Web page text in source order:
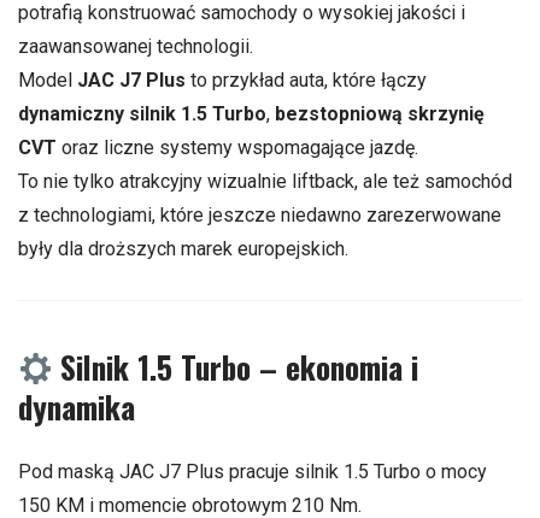
potrafią konstruować samochody o wysokiej jakości i
zaawansowanej technologii.
Model JAC J7 Plus to przykład auta, które łączy
dynamiczny silnik 1.5 Turbo, bezstopniową skrzynię
CVT oraz liczne systemy wspomagające jazdę.
To nie tylko atrakcyjny wizualnie liftback, ale też samochód
z technologiami, które jeszcze niedawno zarezerwowane
były dla droższych marek europejskich.
Silnik 1.5 Turbo – ekonomia i
dynamika
Pod maską JAC J7 Plus pracuje silnik 1.5 Turbo o mocy
150 KM i momencie obrotowym 210 Nm.